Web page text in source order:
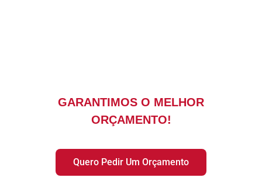
GARANTIMOS O MELHOR
ORÇAMENTO!
Quero Pedir Um Orçamento